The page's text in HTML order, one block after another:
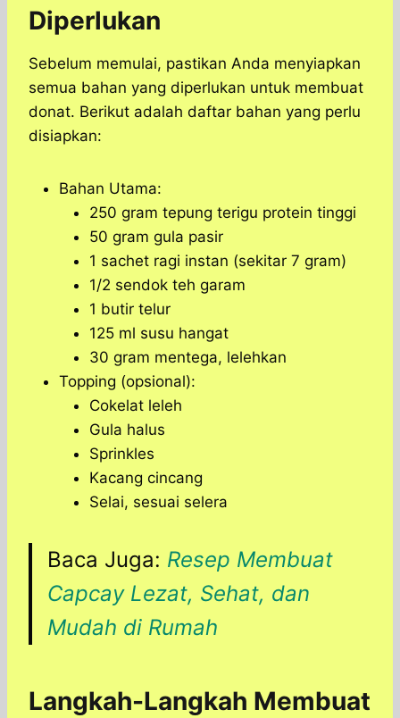
Diperlukan
Sebelum memulai, pastikan Anda menyiapkan
semua bahan yang diperlukan untuk membuat
donat. Berikut adalah daftar bahan yang perlu
disiapkan:
Bahan Utama:
250 gram tepung terigu protein tinggi
50 gram gula pasir
1 sachet ragi instan (sekitar 7 gram)
1/2 sendok teh garam
1 butir telur
125 ml susu hangat
30 gram mentega, lelehkan
Topping (opsional):
Cokelat leleh
Gula halus
Sprinkles
Kacang cincang
Selai, sesuai selera
Baca Juga: Resep Membuat
Capcay Lezat, Sehat, dan
Mudah di Rumah
Langkah-Langkah Membuat